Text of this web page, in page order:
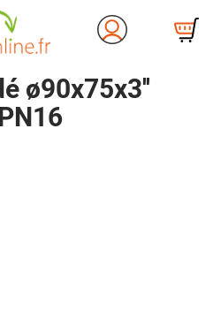
ø90x75x3''